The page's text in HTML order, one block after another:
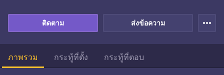
ส่งข้อความ
ติดตาม more_horiz
ภาพรวม กระทู้ที่ตั้ง กระทู้ที่ตอบ